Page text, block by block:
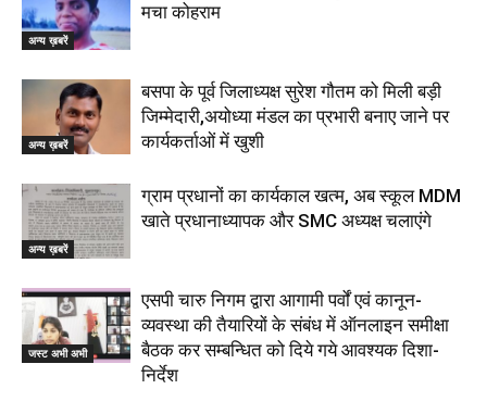
अन्य ख़बरें
मचा कोहराम
अन्य ख़बरें
बसपा के पूर्व जिलाध्यक्ष सुरेश गौतम को मिली बड़ी
जिम्मेदारी,अयोध्या मंडल का प्रभारी बनाए जाने पर
कार्यकर्ताओं में खुशी
अन्य ख़बरें
ग्राम प्रधानों का कार्यकाल खत्म, अब स्कूल MDM
खाते प्रधानाध्यापक और SMC अध्यक्ष चलाएंगे
जस्ट अभी अभी
एसपी चारु निगम द्वारा आगामी पर्वों एवं कानून-
व्यवस्था की तैयारियों के संबंध में ऑनलाइन समीक्षा
बैठक कर सम्बन्धित को दिये गये आवश्यक दिशा-
निर्देश